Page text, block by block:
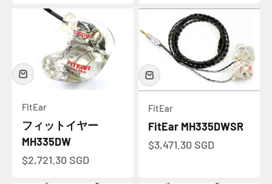
FitEar
フィットイヤー
MH335DW
セール価格
$2,721.30 SGD
FitEar
FitEar MH335DWSR
セール価格
$3,471.30 SGD